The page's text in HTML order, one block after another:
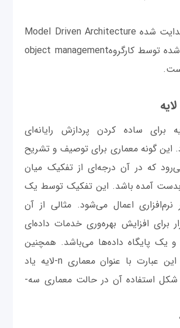
معماری مدل-هدایت شده Model Driven Architecture
استاندارد ارائه شده توسط کارگروهobject management
برای ساده کردن پردازش رایانه‌ای
این گونه معماری برای توصیف و تشریح
که در آن درجه‌ای از تفکیک میان
آمده باشد. این تفکیک توسط یک
نرم‌افزاری اعمال می‌شود. مثالی از آن
برای افزایش بهره‌وری خدمات داده‌ای
و یک پایگاه داده‌ها می‌باشد. همچنین
ممکن است از این عبارت با عنوان معماری n-لایه یاد
استفاده آن در حالت معماری سه-